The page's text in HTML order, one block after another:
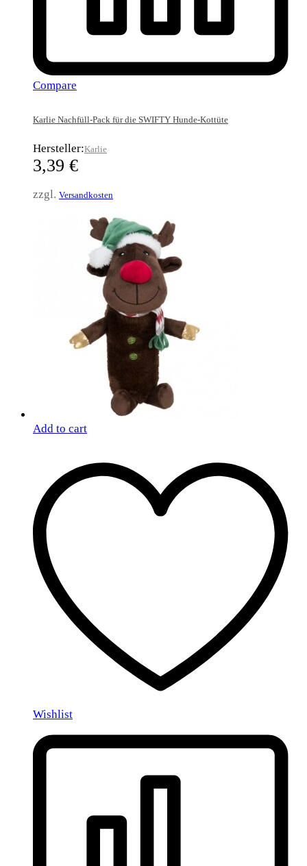
Compare
Karlie Nachfüll-Pack für die SWIFTY Hunde-Kottüte
Hersteller:Karlie
3,39 €
zzgl. Versandkosten
Add to cart
Wishlist